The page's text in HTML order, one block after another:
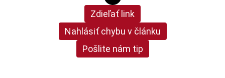
Zdieľať link
Nahlásiť chybu v článku
Pošlite nám tip